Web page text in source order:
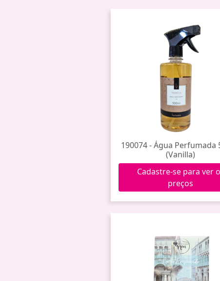
190074 - Água Perfumada
(Vanilla)
Cadastre-se para ver
preços